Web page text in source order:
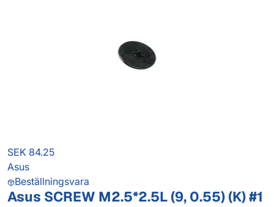
SEK 84.25
Asus
Beställningsvara
Asus SCREW M2.5*2.5L (9, 0.55) (K) #1